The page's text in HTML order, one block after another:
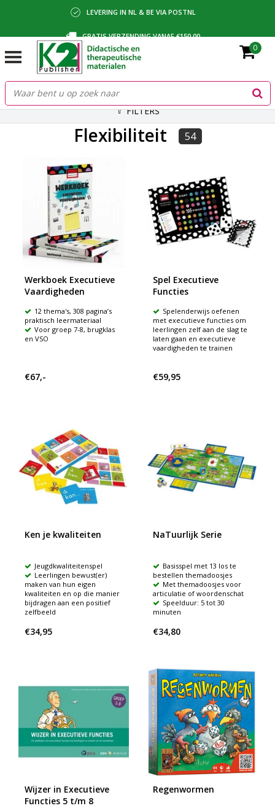
LEVERING IN NL & BE VIA POSTNL
GRATIS VERZENDING VANAF €150,00
BETALING VIA IDEAL, BANCONTACT OF FACTUUR
0
FILTERS
Flexibiliteit 54
Werkboek Executieve
Vaardigheden
12 thema's, 308 pagina’s
praktisch leermateriaal
Voor groep 7-8, brugklas
en VSO
€67,-
Spel Executieve
Functies
Spelenderwijs oefenen
met executieve functies om
leerlingen zelf aan de slag te
laten gaan en executieve
vaardigheden te trainen
€59,95
Ken je kwaliteiten
Jeugdkwaliteitenspel
Leerlingen bewust(er)
maken van hun eigen
kwaliteiten en op die manier
bijdragen aan een positief
zelfbeeld
€34,95
NaTuurlijk Serie
Basisspel met 13 los te
bestellen themadoosjes
Met themadoosjes voor
articulatie of woordenschat
Speelduur: 5 tot 30
minuten
€34,80
Wijzer in Executieve
Functies 5 t/m 8
Regenwormen